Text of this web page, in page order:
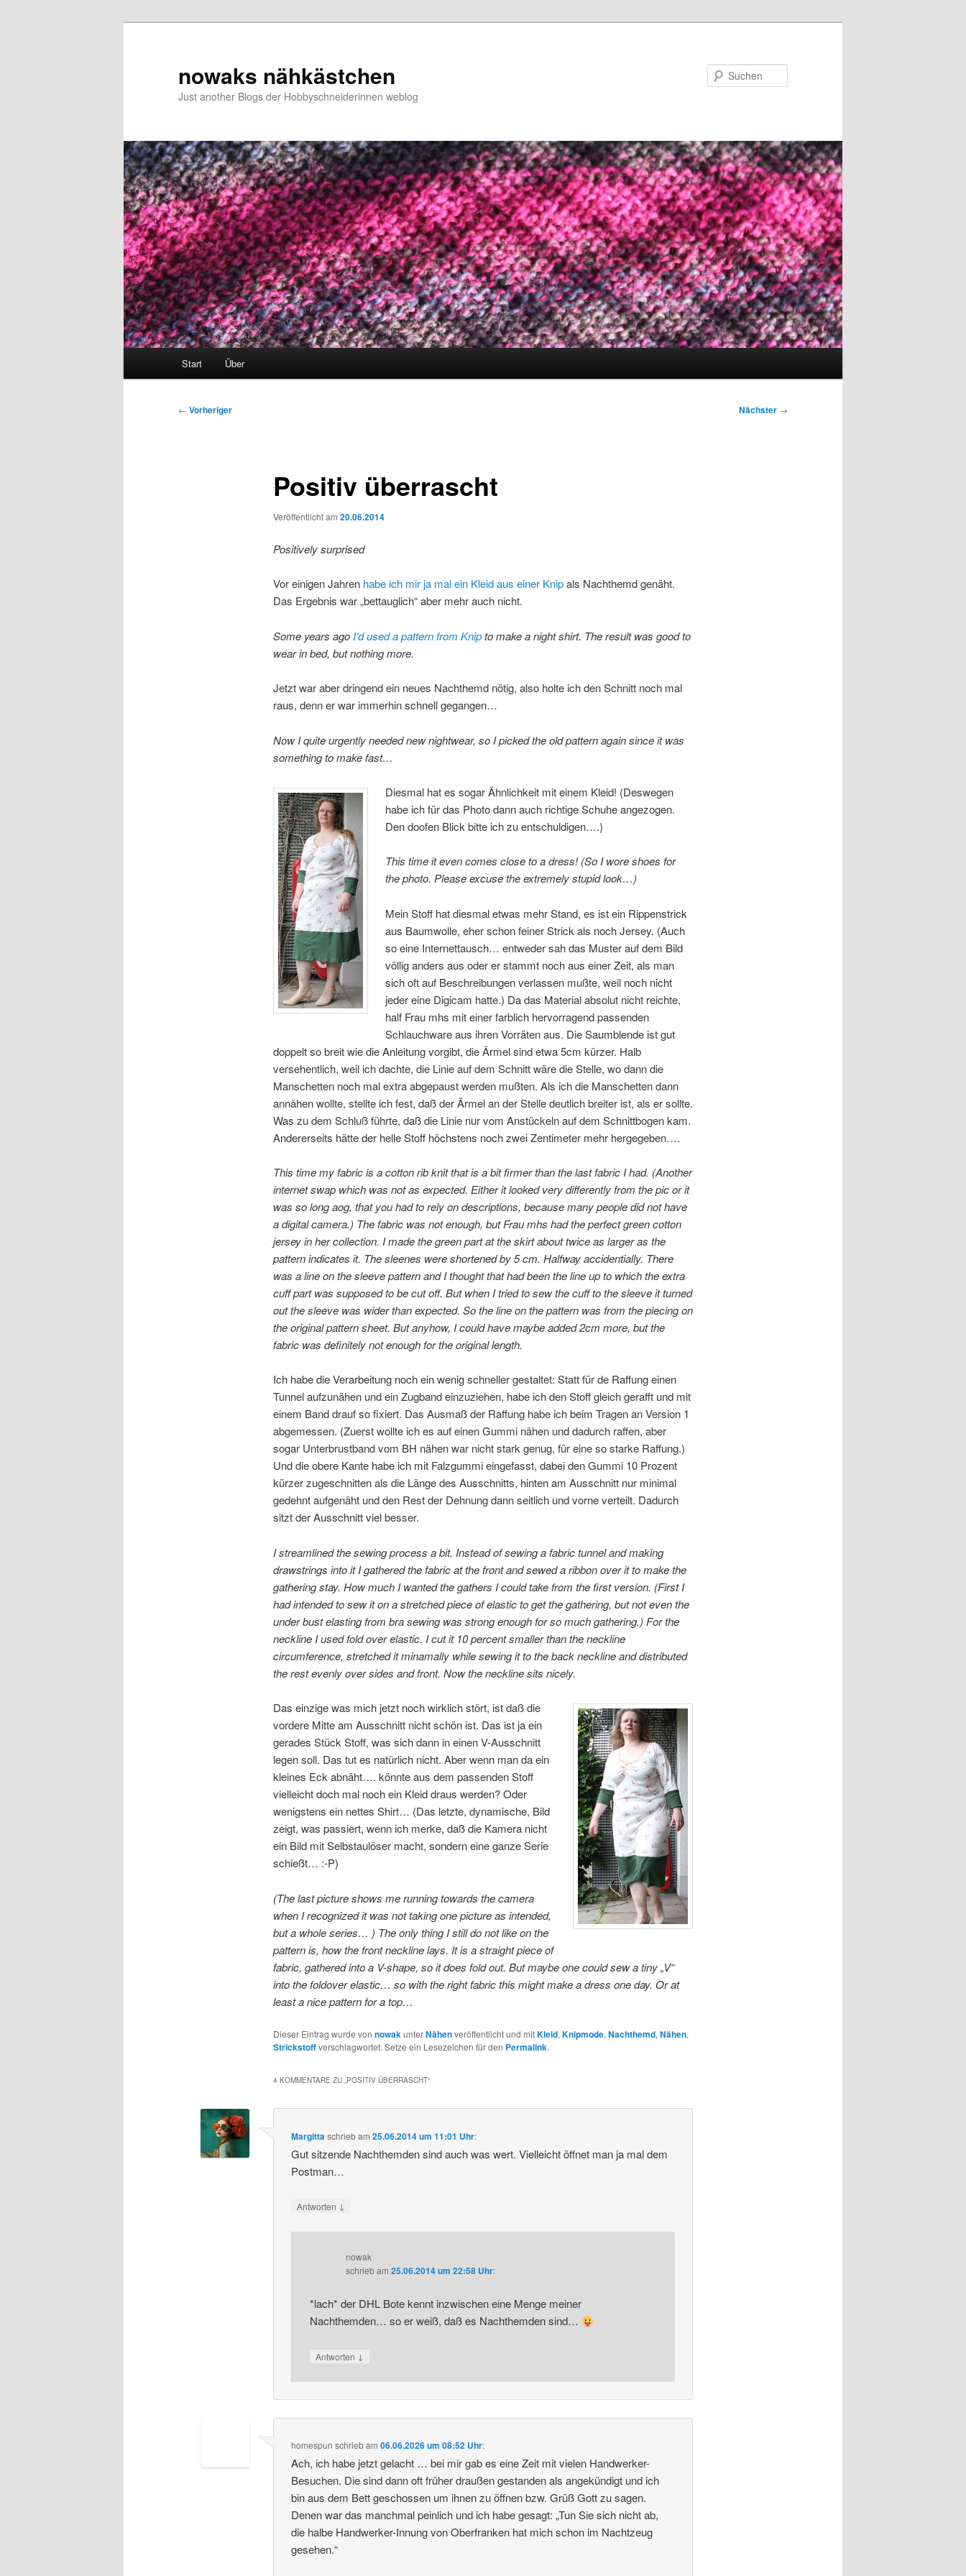
nowaks nähkästchen
Just another Blogs der Hobbyschneiderinnen weblog
Start Über
Beitragsnavigation
← Vorheriger Nächster →
Positiv überrascht
Veröffentlicht am 20.06.2014
Positively surprised
Vor einigen Jahren habe ich mir ja mal ein Kleid aus einer Knipals Nachthemd genäht.
Das Ergebnis war „bettauglich“ aber mehr auch nicht.
Some years ago I’d used a pattern from Knipto make a night shirt. The result was good to
wear in bed, but nothing more.
Jetzt war aber dringend ein neues Nachthemd nötig, also holte ich den Schnitt noch mal
raus, denn er war immerhin schnell gegangen…
Now I quite urgently needed new nightwear, so I picked the old pattern again since it was
something to make fast…
Diesmal hat es sogar Ähnlichkeit mit einem Kleid! (Deswegen
habe ich für das Photo dann auch richtige Schuhe angezogen.
Den doofen Blick bitte ich zu entschuldigen….)
This time it even comes close to a dress! (So I wore shoes for
the photo. Please excuse the extremely stupid look…)
Mein Stoff hat diesmal etwas mehr Stand, es ist ein Rippenstrick
aus Baumwolle, eher schon feiner Strick als noch Jersey. (Auch
so eine Internettausch… entweder sah das Muster auf dem Bild
völlig anders aus oder er stammt noch aus einer Zeit, als man
sich oft auf Beschreibungen verlassen mußte, weil noch nicht
jeder eine Digicam hatte.) Da das Material absolut nicht reichte,
half Frau mhs mit einer farblich hervorragend passenden
Schlauchware aus ihren Vorräten aus. Die Saumblende ist gut
doppelt so breit wie die Anleitung vorgibt, die Ärmel sind etwa 5cm kürzer. Halb
versehentlich, weil ich dachte, die Linie auf dem Schnitt wäre die Stelle, wo dann die
Manschetten noch mal extra abgepaust werden mußten. Als ich die Manschetten dann
annähen wollte, stellte ich fest, daß der Ärmel an der Stelle deutlich breiter ist, als er sollte.
Was zu dem Schluß führte, daß die Linie nur vom Anstückeln auf dem Schnittbogen kam.
Andererseits hätte der helle Stoff höchstens noch zwei Zentimeter mehr hergegeben….
This time my fabric is a cotton rib knit that is a bit firmer than the last fabric I had. (Another
internet swap which was not as expected. Either it looked very differently from the pic or it
was so long aog, that you had to rely on descriptions, because many people did not have
a digital camera.) The fabric was not enough, but Frau mhs had the perfect green cotton
jersey in her collection. I made the green part at the skirt about twice as larger as the
pattern indicates it. The sleenes were shortened by 5 cm. Halfway accidentially. There
was a line on the sleeve pattern and I thought that had been the line up to which the extra
cuff part was supposed to be cut off. But when I tried to sew the cuff to the sleeve it turned
out the sleeve was wider than expected. So the line on the pattern was from the piecing on
the original pattern sheet. But anyhow, I could have maybe added 2cm more, but the
fabric was definitely not enough for the original length.
Ich habe die Verarbeitung noch ein wenig schneller gestaltet: Statt für de Raffung einen
Tunnel aufzunähen und ein Zugband einzuziehen, habe ich den Stoff gleich gerafft und mit
einem Band drauf so fixiert. Das Ausmaß der Raffung habe ich beim Tragen an Version 1
abgemessen. (Zuerst wollte ich es auf einen Gummi nähen und dadurch raffen, aber
sogar Unterbrustband vom BH nähen war nicht stark genug, für eine so starke Raffung.)
Und die obere Kante habe ich mit Falzgummi eingefasst, dabei den Gummi 10 Prozent
kürzer zugeschnitten als die Länge des Ausschnitts, hinten am Ausschnitt nur minimal
gedehnt aufgenäht und den Rest der Dehnung dann seitlich und vorne verteilt. Dadurch
sitzt der Ausschnitt viel besser.
I streamlined the sewing process a bit. Instead of sewing a fabric tunnel and making
drawstrings into it I gathered the fabric at the front and sewed a ribbon over it to make the
gathering stay. How much I wanted the gathers I could take from the first version. (First I
had intended to sew it on a stretched piece of elastic to get the gathering, but not even the
under bust elasting from bra sewing was strong enough for so much gathering.) For the
neckline I used fold over elastic. I cut it 10 percent smaller than the neckline
circumference, stretched it minamally while sewing it to the back neckline and distributed
the rest evenly over sides and front. Now the neckline sits nicely.
Das einzige was mich jetzt noch wirklich stört, ist daß die
vordere Mitte am Ausschnitt nicht schön ist. Das ist ja ein
gerades Stück Stoff, was sich dann in einen V-Ausschnitt
legen soll. Das tut es natürlich nicht. Aber wenn man da ein
kleines Eck abnäht…. könnte aus dem passenden Stoff
vielleicht doch mal noch ein Kleid draus werden? Oder
wenigstens ein nettes Shirt… (Das letzte, dynamische, Bild
zeigt, was passiert, wenn ich merke, daß die Kamera nicht
ein Bild mit Selbstaulöser macht, sondern eine ganze Serie
schießt… :-P)
(The last picture shows me running towards the camera
when I recognized it was not taking one picture as intended,
but a whole series… ) The only thing I still do not like on the
pattern is, how the front neckline lays. It is a straight piece of
fabric, gathered into a V-shape, so it does fold out. But maybe one could sew a tiny „V“
into the foldover elastic… so with the right fabric this might make a dress one day. Or at
least a nice pattern for a top…
Dieser Eintrag wurde von nowakunterNähenveröffentlicht und mitKleid, Knipmode, Nachthemd, Nähen,
Strickstoffverschlagwortet. Setze ein Lesezeichen für den Permalink.
4 KOMMENTARE ZU „POSITIV ÜBERRASCHT“
Margittaschriebam25.06.2014 um 11:01 Uhr:
Gut sitzende Nachthemden sind auch was wert. Vielleicht öffnet man ja mal dem
Postman…
Antworten ↓
nowak
schriebam 25.06.2014 um 22:58 Uhr:
*lach* der DHL Bote kennt inzwischen eine Menge meiner
Nachthemden… so er weiß, daß es Nachthemden sind…
Antworten ↓
homespun schriebam06.06.2026 um 08:52 Uhr:
Ach, ich habe jetzt gelacht … bei mir gab es eine Zeit mit vielen Handwerker-
Besuchen. Die sind dann oft früher draußen gestanden als angekündigt und ich
bin aus dem Bett geschossen um ihnen zu öffnen bzw. Grüß Gott zu sagen.
Denen war das manchmal peinlich und ich habe gesagt: „Tun Sie sich nicht ab,
die halbe Handwerker-Innung von Oberfranken hat mich schon im Nachtzeug
gesehen.“